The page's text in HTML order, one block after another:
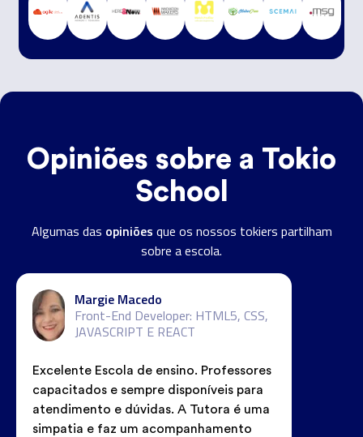
Opiniões sobre a Tokio
School
Algumas das opiniões que os nossos tokiers partilham
sobre a escola.
Margie Macedo
Front-End Developer: HTML5, CSS,
JAVASCRIPT E REACT
Excelente Escola de ensino. Professores
capacitados e sempre disponíveis para
atendimento e dúvidas. A Tutora é uma
simpatia e faz um acompanhamento